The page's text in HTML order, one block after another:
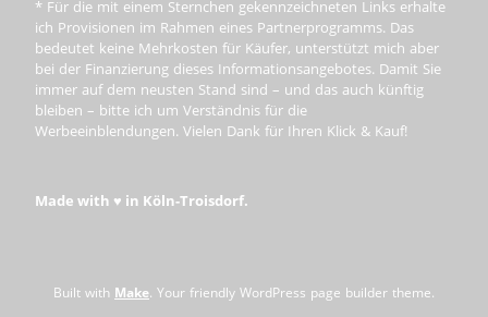
* Für die mit einem Sternchen gekennzeichneten Links erhalte
ich Provisionen im Rahmen eines Partnerprogramms. Das
bedeutet keine Mehrkosten für Käufer, unterstützt mich aber
bei der Finanzierung dieses Informationsangebotes. Damit Sie
immer auf dem neusten Stand sind – und das auch künftig
bleiben – bitte ich um Verständnis für die
Werbeeinblendungen. Vielen Dank für Ihren Klick & Kauf!
Made with ♥ in Köln-Troisdorf.
Built with Make. Your friendly WordPress page builder theme.